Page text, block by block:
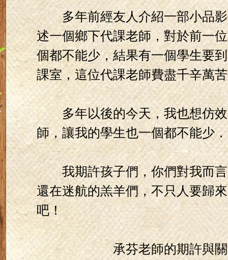
多年前經友人介紹一部小品影
述一個鄉下代課老師，對於前一
個都不能少，結果有一個學生要
課室，這位代課老師費盡千辛萬
多年以後的今天，我也想仿效
師，讓我的學生也一個都不能少．
我期許孩子們，你們對我而言
還在迷航的羔羊們，不只人要歸
吧！
承芬老師的期